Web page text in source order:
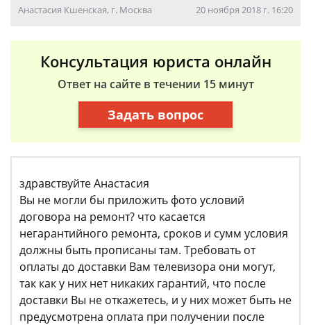
Анастасия Кшенская, г. Москва 20 ноября 2018 г. 16:20
Консультация юриста онлайн
Ответ на сайте в течении 15 минут
Задать вопрос
здравствуйте Анастасия
Вы не могли бы приложить фото условий
договора на ремонт? что касается
негарантийного ремонта, сроков и сумм условия
должны быть прописаны там. Требовать от
оплаты до доставки Вам телевизора они могут,
так как у них нет никаких гарантий, что после
доставки Вы не откажетесь, и у них может быть не
предусмотрена оплата при получении после